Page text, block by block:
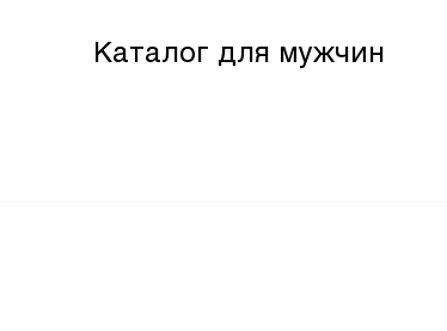
Каталог для мужчин